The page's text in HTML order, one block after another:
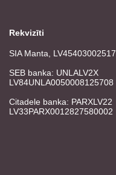
Rekvizīti
SIA Manta, LV45403002517
SEB banka: UNLALV2X
LV84UNLA0050008125708
Citadele banka: PARXLV22
LV33PARX0012827580002